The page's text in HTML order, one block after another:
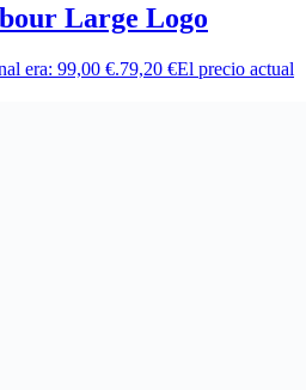
Large Logo
era: 99,00 €.79,20 €El precio actual